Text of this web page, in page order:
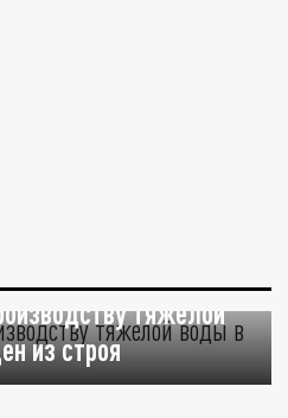
тяжелой
из строя